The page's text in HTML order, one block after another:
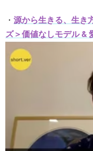
・ 源から生きる、生き
ズ＞価値なしモデル &